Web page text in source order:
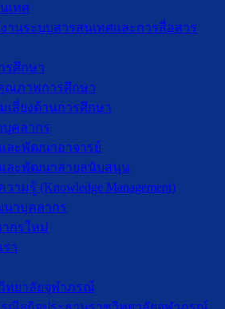
เทศ
านระบบสารสนเทศและการสื่อสาร
รศึกษา
ณภาพการศึกษา
เสี่ยงด้านการศึกษา
คลากร
ละพัฒนาอาจารย์
ละพัฒนาสายสนับสนุน
ามรู้ (Knowledge Management)
าบุคลากร
กรใหม่
รา
ทยาลัยจุฬาภรณ์